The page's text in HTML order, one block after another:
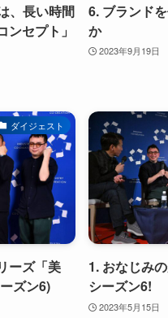
、長い時間
セプト」
6. ブランド
か
2023年9月19日
ダイジェスト
ーズ「美
ズン6)
1. おなじみ
シーズン6!
2023年5月15日